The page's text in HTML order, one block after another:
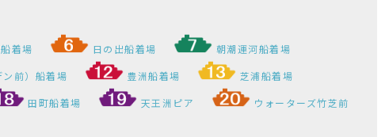
着場 日の出船着場
朝潮運河船着場
前）船着場 豊洲船着場
芝浦船着場
田町船着場 天王洲ピア
ウォーターズ竹芝前